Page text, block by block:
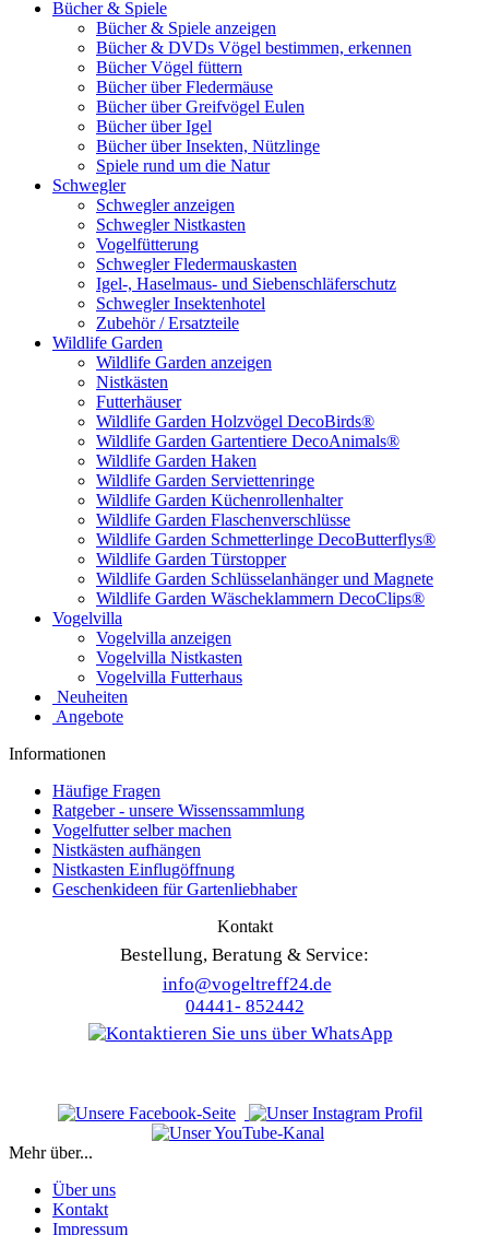
Bücher & Spiele
Bücher & Spiele anzeigen
Bücher & DVDs Vögel bestimmen, erkennen
Bücher Vögel füttern
Bücher über Fledermäuse
Bücher über Greifvögel Eulen
Bücher über Igel
Bücher über Insekten, Nützlinge
Spiele rund um die Natur
Schwegler
Schwegler anzeigen
Schwegler Nistkasten
Vogelfütterung
Schwegler Fledermauskasten
Igel-, Haselmaus- und Siebenschläferschutz
Schwegler Insektenhotel
Zubehör / Ersatzteile
Wildlife Garden
Wildlife Garden anzeigen
Nistkästen
Futterhäuser
Wildlife Garden Holzvögel DecoBirds®
Wildlife Garden Gartentiere DecoAnimals®
Wildlife Garden Haken
Wildlife Garden Serviettenringe
Wildlife Garden Küchenrollenhalter
Wildlife Garden Flaschenverschlüsse
Wildlife Garden Schmetterlinge DecoButterflys®
Wildlife Garden Türstopper
Wildlife Garden Schlüsselanhänger und Magnete
Wildlife Garden Wäscheklammern DecoClips®
Vogelvilla
Vogelvilla anzeigen
Vogelvilla Nistkasten
Vogelvilla Futterhaus
Neuheiten
Angebote
Informationen
Häufige Fragen
Ratgeber - unsere Wissenssammlung
Vogelfutter selber machen
Nistkästen aufhängen
Nistkasten Einflugöffnung
Geschenkideen für Gartenliebhaber
Kontakt
Bestellung, Beratung & Service:
info@vogeltreff24.de
04441- 852442
Mehr über...
Über uns
Kontakt
Impressum